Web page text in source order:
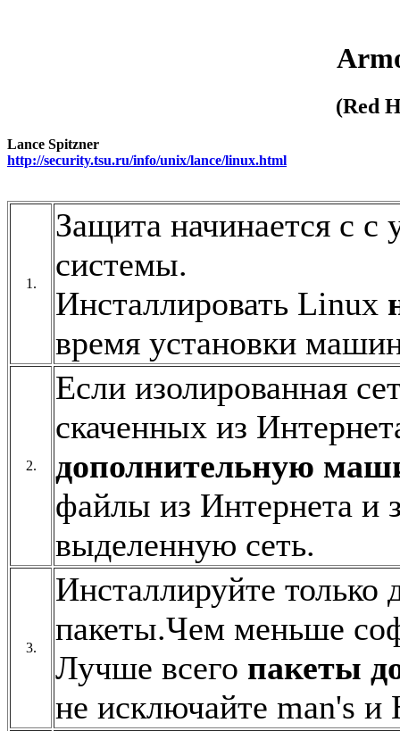
(Red
Lance Spitzner
http://security.tsu.ru/info/unix/lance/linux.html
1.
Защита начинается с с
системы.
Инсталлировать Linux
время установки
2.
Если изолированная
скаченных из
дополнительную
файлы из Интернета и
выделенную сеть.
3.
Инсталлируйте только
пакеты.Чем меньше
Лучше всего пакеты
не исключайте man's и